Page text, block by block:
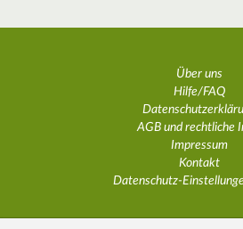
Über uns
Hilfe/FAQ
AGB und rechtliche
Impressum
Kontakt
Datenschutz-